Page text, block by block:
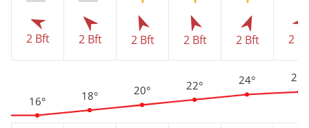
2 Bft
16°
2 Bft
18°
2 Bft
20°
2 Bft
22°
2 Bft
24°
2
25°